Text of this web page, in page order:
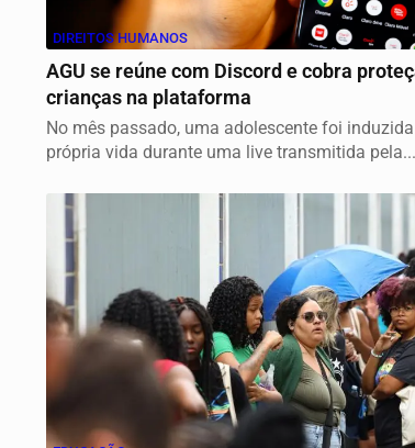
DIREITOS HUMANOS
AGU se reúne com Discord e cobra
crianças na plataforma
No mês passado, uma adolescente foi
própria vida durante uma live transmitida pela...